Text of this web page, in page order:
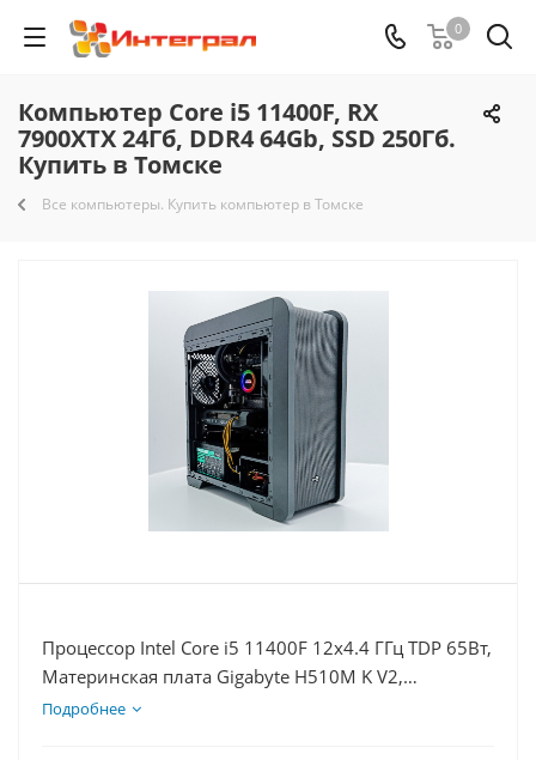
0
Компьютер Core i5 11400F, RX
7900XTX 24Гб, DDR4 64Gb, SSD 250Гб.
Купить в Томске
Все компьютеры. Купить компьютер в Томске
Процессор Intel Core i5 11400F 12x4.4 ГГц TDP 65Вт,
Материнская плата Gigabyte H510M K V2,
Видеокарта RX 7900XTX 24Гб, Память DDR4 64Gb,
Подробнее